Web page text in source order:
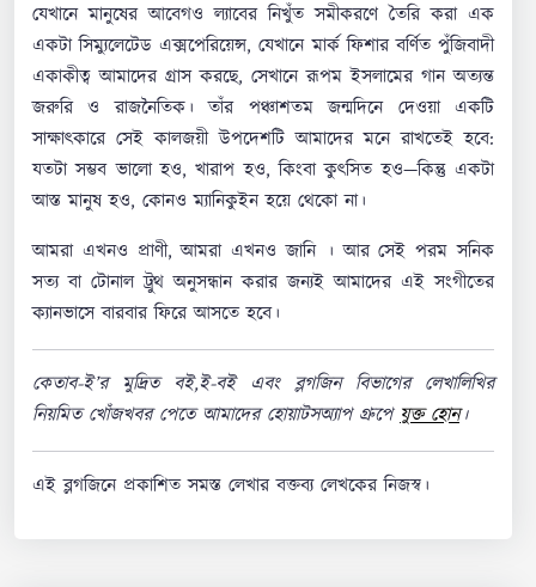
যেখানে মানুষের আবেগও ল্যাবের নিখুঁত সমীকরণে তৈরি করা এক
একটা সিম্যুলেটেড এক্সপেরিয়েন্স, যেখানে মার্ক ফিশার বর্ণিত পুঁজিবাদী
একাকীত্ব আমাদের গ্রাস করছে, সেখানে রূপম ইসলামের গান অত্যন্ত
জরুরি ও রাজনৈতিক। তাঁর পঞ্চাশতম জন্মদিনে দেওয়া একটি
সাক্ষাৎকারে সেই কালজয়ী উপদেশটি আমাদের মনে রাখতেই হবে:
যতটা সম্ভব ভালো হও, খারাপ হও, কিংবা কুৎসিত হও—কিন্তু একটা
আস্ত মানুষ হও, কোনও ম্যানিকুইন হয়ে থেকো না।
আমরা এখনও প্রাণী, আমরা এখনও জানি । আর সেই পরম সনিক
সত্য বা টোনাল ট্রুথ অনুসন্ধান করার জন্যই আমাদের এই সংগীতের
ক্যানভাসে বারবার ফিরে আসতে হবে।
কেতাব-ই’র মুদ্রিত বই,ই-বই এবং ব্লগজিন বিভাগের লেখালিখির
নিয়মিত খোঁজখবর পেতে আমাদের হোয়াটসঅ্যাপ গ্রুপেযুক্ত হোন।
এই ব্লগজিনে প্রকাশিত সমস্ত লেখার বক্তব্য লেখকের নিজস্ব।